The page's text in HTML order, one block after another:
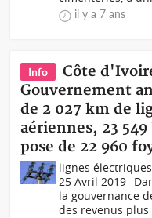
il y a 7 ans
Info
Côte
Gouvernement
de 2 027 km de
aériennes, 23
pose de 22 960
lignes
25 Avril 2019--
la gouvernance
des revenus